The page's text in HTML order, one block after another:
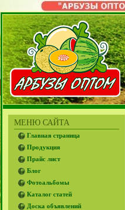
МЕНЮ САЙТА
Главная страница
Продукция
Прайс лист
Блог
Фотоальбомы
Каталог статей
Доска объявлений